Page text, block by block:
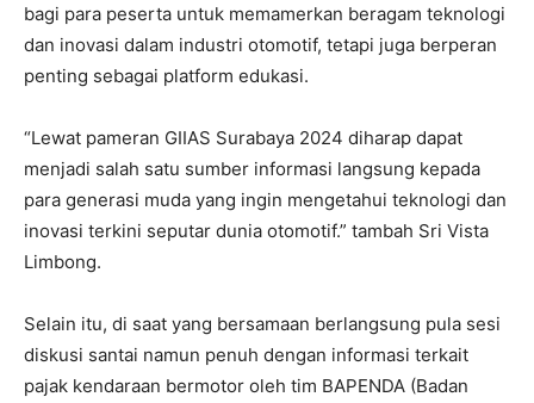
bagi para peserta untuk memamerkan beragam teknologi
dan inovasi dalam industri otomotif, tetapi juga berperan
penting sebagai platform edukasi.
“Lewat pameran GIIAS Surabaya 2024 diharap dapat
menjadi salah satu sumber informasi langsung kepada
para generasi muda yang ingin mengetahui teknologi dan
inovasi terkini seputar dunia otomotif.” tambah Sri Vista
Limbong.
Selain itu, di saat yang bersamaan berlangsung pula sesi
diskusi santai namun penuh dengan informasi terkait
pajak kendaraan bermotor oleh tim BAPENDA (Badan